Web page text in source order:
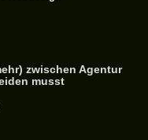
zwischen Agentur
musst